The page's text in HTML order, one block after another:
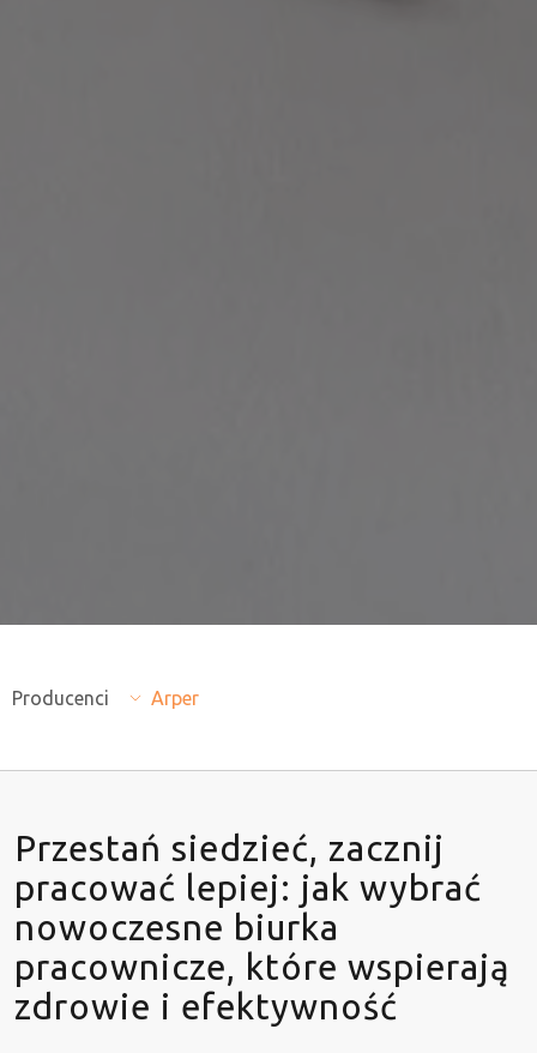
Producenci Arper
Przestań siedzieć, zacznij
pracować lepiej: jak wybrać
nowoczesne biurka
pracownicze, które wspierają
zdrowie i efektywność